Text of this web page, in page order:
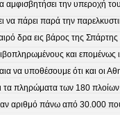
αμφισβητήσει την υπεροχή
να πάρει παρά την
δρα εις βάρος της Σπάρτης
και επομένως
να υποθέσουμε ότι και οι
τα πληρώματα των 180
αριθμό πάνω από 30.000